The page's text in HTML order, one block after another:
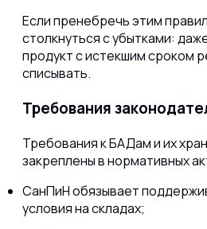
Если пренебречь этим
столкнуться с убытками:
продукт с истекшим сроком
списывать.
Требования
Требования к БАДам и их
закреплены в нормативных
СанПиН обязывает
условия на складах;